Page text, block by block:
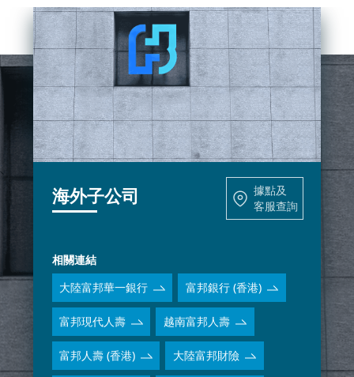
誠信經營運作情形
風險管理組織及運作
獨立董事與稽核主管及會計師溝通情形
富邦基金(香港)
富邦期貨
富邦投顧
富邦科技保代
據點
聯繫
客服
富邦人壽秉持保險業初衷，持續推出各項創新商品
富邦人壽官網
網路投保
富邦產險
查詢
聯繫
富邦產險成立於 1961 年 4 月 19 日，為台灣第一家
以客戶為中心，富邦產險用專業、熱情來守護客戶
富邦產險官網海外旅遊不便險
富邦證券
據點
查詢
聯繫
客服
富邦證券成立於 1988 年為經紀、承銷、自營與財富
海外子公司
據點及
客服查詢
相關連結
大陸富邦華一銀行
富邦銀行 (香港)
富邦現代人壽 越南富邦人壽
富邦人壽 (香港) 大陸富邦財險